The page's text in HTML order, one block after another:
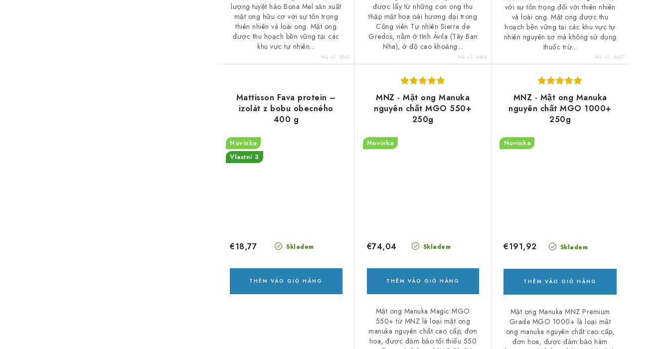
lượng tuyệt hảo Bona Mel sản xuất
mật ong hữu cơ với sự tôn trọng
thiên nhiên và loài ong. Mật ong
được thu hoạch bền vững tại các
khu vực tự nhiên...
Mã số: 8842
được lấy từ những con ong thu
thập mật hoa oải hương dại trong
Công viên Tự nhiên Sierra de
Gredos, nằm ở tỉnh Ávila (Tây Ban
Nha), ở độ cao khoảng...
Mã số:8484
với sự tôn trọng đối với thiên nhiên
và loài ong. Mật ong được thu
hoạch bền vững tại các khu vực tự
nhiên nguyên sơ mà không sử dụng
thuốc trừ...
Mã số: 8487
Mattisson Fava protein –
izolát z bobu obecného
400 g
Novinka
Vlastní 3
Skladem
€18,77
THÊM VÀO GIỎ HÀNG
MNZ - Mật ong Manuka
nguyên chất MGO 550+
250g
Novinka
Skladem
€74,04
THÊM VÀO GIỎ HÀNG
Mật ong Manuka Magic MGO
550+ từ MNZ là loại mật ong
manuka nguyên chất cao cấp, đơn
hoa, được đảm bảo tối thiểu 550
MNZ - Mật ong Manuka
nguyên chất MGO 1000+
250g
Novinka
Skladem
€191,92
THÊM VÀO GIỎ HÀNG
Mật ong Manuka MNZ Premium
Grade MGO 1000+ là loại mật
ong manuka nguyên chất cao cấp,
đơn hoa, được đảm bảo hàm